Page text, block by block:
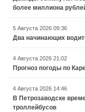
более миллиона
5 Августа 2026 09:36
Два начинающих
4 Августа 2026 21:02
Прогноз погоды по
4 Августа 2026 14:46
В Петрозаводске
троллейбусов